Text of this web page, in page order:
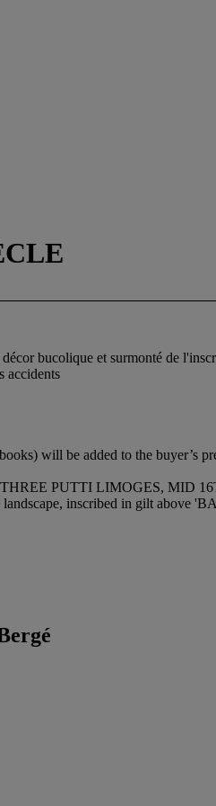
bucolique et surmonté de
accidents
will be added to the buyer’s
PUTTI LIMOGES, MID
inscribed in gilt above